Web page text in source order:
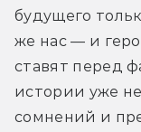
будущего
же нас — и
ставят перед
истории уже
сомнений и